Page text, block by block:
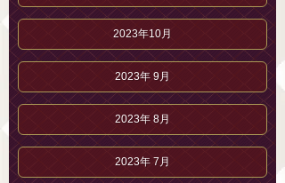
2023年10月
2023年 9月
2023年 8月
2023年 7月